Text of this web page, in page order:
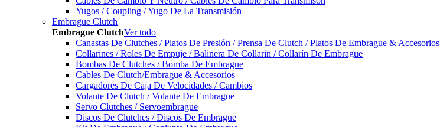
Yugos / Coupling / Yugo De La Transmisión
Embrague Clutch
Embrague ClutchVer todo
Canastas De Clutches / Platos De Presión / Prensa De Clutch / Platos De Embrague & Accesorios
Collarines / Roles De Empuje / Balinera De Collarin / Collarín De Embrague
Bombas De Clutches / Bomba De Embrague
Cables De Clutch/Embrague & Accesorios
Cargadores De Caja De Velocidades / Cambios
Volante De Clutch / Volante De Embrague
Servo Clutches / Servoembrague
Discos De Clutches / Discos De Embrague